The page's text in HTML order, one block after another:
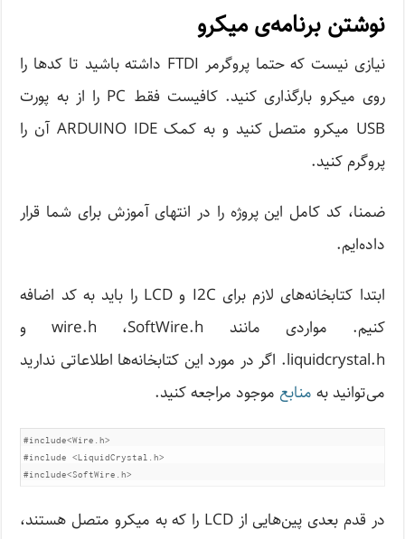
نوشتن برنامه‌ی میکرو
نیازی نیست که حتما پروگرمر FTDI داشته باشید تا کدها را
روی میکرو بارگذاری کنید. کافیست فقط PC را از به پورت
USB میکرو متصل کنید و به کمک ARDUINO IDE آن را
پروگرم کنید.
ضمنا، کد کامل این پروژه را در انتهای آموزش برای شما قرار
داده‌ایم.
ابتدا کتابخانه‌های لازم برای I2C و LCD را باید به کد اضافه
کنیم. مواردی مانند wire.h ،SoftWire.h و
liquidcrystal.h. اگر در مورد این کتابخانه‌ها اطلاعاتی ندارید
می‌توانید به منابع موجود مراجعه کنید.
#include<Wire.h>
#include <LiquidCrystal.h>
#include<SoftWire.h>
در قدم بعدی پین‌هایی از LCD را که به میکرو متصل هستند،